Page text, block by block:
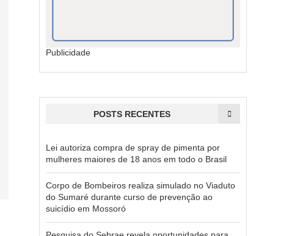
Publicidade
POSTS RECENTES
Lei autoriza compra de spray de pimenta por
mulheres maiores de 18 anos em todo o Brasil
Corpo de Bombeiros realiza simulado no Viaduto
do Sumaré durante curso de prevenção ao
suicídio em Mossoró